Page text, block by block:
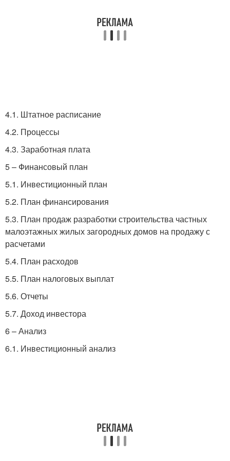
4.1. Штатное расписание
4.2. Процессы
4.3. Заработная плата
5 – Финансовый план
5.1. Инвестиционный план
5.2. План финансирования
5.3. План продаж разработки строительства частных
малоэтажных жилых загородных домов на продажу с
расчетами
5.4. План расходов
5.5. План налоговых выплат
5.6. Отчеты
5.7. Доход инвестора
6 – Анализ
6.1. Инвестиционный анализ